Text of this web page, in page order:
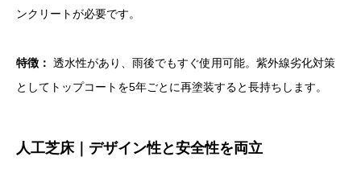
ンクリートが必要です。
特徴： 透水性があり、雨後でもすぐ使用可能。紫外線劣化対策
としてトップコートを5年ごとに再塗装すると長持ちします。
人工芝床｜デザイン性と安全性を両立